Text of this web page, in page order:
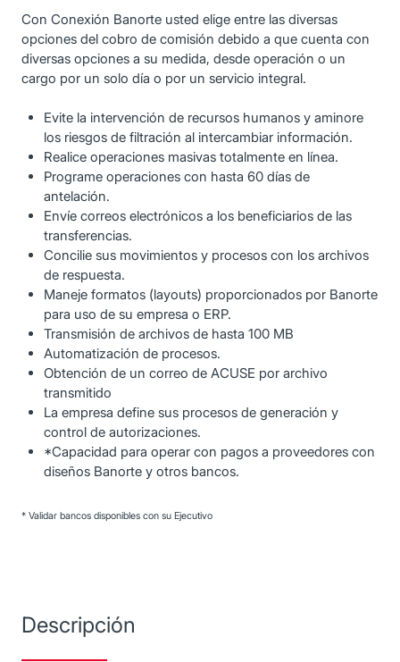
Con Conexión Banorte usted elige entre las diversas
opciones del cobro de comisión debido a que cuenta con
diversas opciones a su medida, desde operación o un
cargo por un solo día o por un servicio integral.
Evite la intervención de recursos humanos y aminore
los riesgos de filtración al intercambiar información.
Realice operaciones masivas totalmente en línea.
Programe operaciones con hasta 60 días de
antelación.
Envíe correos electrónicos a los beneficiarios de las
transferencias.
Concilie sus movimientos y procesos con los archivos
de respuesta.
Maneje formatos (layouts) proporcionados por Banorte
para uso de su empresa o ERP.
Transmisión de archivos de hasta 100 MB
Automatización de procesos.
Obtención de un correo de ACUSE por archivo
transmitido
La empresa define sus procesos de generación y
control de autorizaciones.
*Capacidad para operar con pagos a proveedores con
diseños Banorte y otros bancos.
* Validar bancos disponibles con su Ejecutivo
Descripción